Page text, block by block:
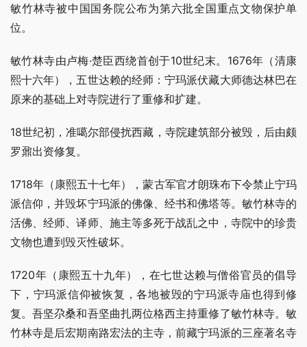
敏竹林寺被中国国务院公布为第六批全国重点文物保护单
位。
敏竹林寺由卢梅·楚臣西绕首创于10世纪末。1676年（清康
熙十六年），五世达赖的经师：宁玛派伏藏大师德达林巴在
原来的基础上对寺院进行了重修和扩建。
18世纪初，准噶尔部侵扰西藏，寺院建筑部分被毁，后由颇
罗鼐出资修复。
1718年（康熙五十七年），蒙古军官才朗珠布下令禁止宁玛
派信仰，并毁坏宁玛派的佛像、经书和佛塔等。敏竹林寺的
活佛、经师、译师、施主等多死于战乱之中，寺院中的珍贵
文物也遭到毁灭性破坏。
1720年（康熙五十九年），在七世达赖与僧俗官员的倡导
下，宁玛派信仰被恢复，各地被毁的宁玛派寺庙也得到修
复。吾坚尕桑和吾坚曲扎两位格西主持重修了敏竹林寺。敏
竹林寺是后宏期南路宏法的主寺，前藏宁玛派的三座著名寺